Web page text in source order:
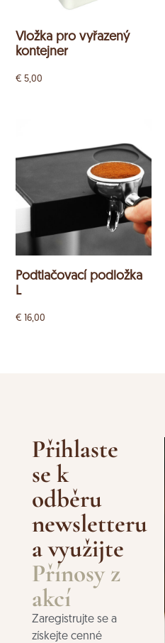
Vložka pro vyřazený
kontejner
€ 5,00
Podtlačovací podložka
L
€ 16,00
Přihlaste
se k
odběru
newsletteru
a využijte
Přínosy z
akcí
Zaregistrujte se a
získejte cenné